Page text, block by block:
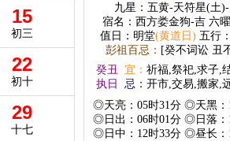
15
初三
22
初十
29
十七
九星：五黄-天符星(土
宿名：西方娄金狗-吉 六曜
值日：明堂(黄道日) 五行
彭祖百忌： [癸不词讼 丑
癸丑
执日
宜： 祈福,祭祀,求子,
忌： 开市,交易,搬家,
◎天亮：05时31分 ◎天黑：
◎日出：06时01分 ◎日落：
◎日中：12时33分 ◎昼长：